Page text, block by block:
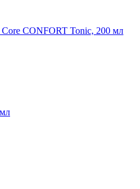
CONFORT Tonic, 200 мл